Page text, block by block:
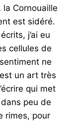
Cornouaille
est sidéré.
j’ai eu
cellules de
ne
est un art très
qui met
peu de
rimes, pour